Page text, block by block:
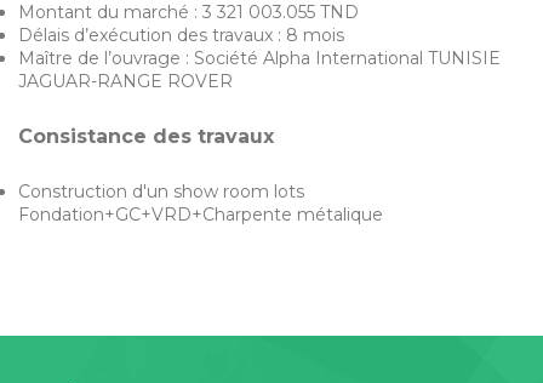
Montant du marché : 3 321 003.055 TND
Délais d’exécution des travaux : 8 mois
Maître de l’ouvrage : Société Alpha International TUNISIE
JAGUAR-RANGE ROVER
Consistance des travaux
Construction d'un show room lots
Fondation+GC+VRD+Charpente métalique